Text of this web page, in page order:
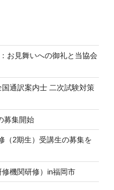
お見舞いへの御礼と当協会
通訳案内士 二次試験対策
募集開始
（2期生）受講生の募集を
機関研修）in福岡市